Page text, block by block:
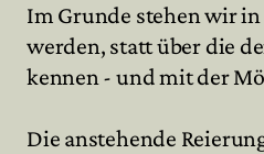
Im Grunde stehen wir
werden, statt über die
kennen - und mit der
Die anstehende